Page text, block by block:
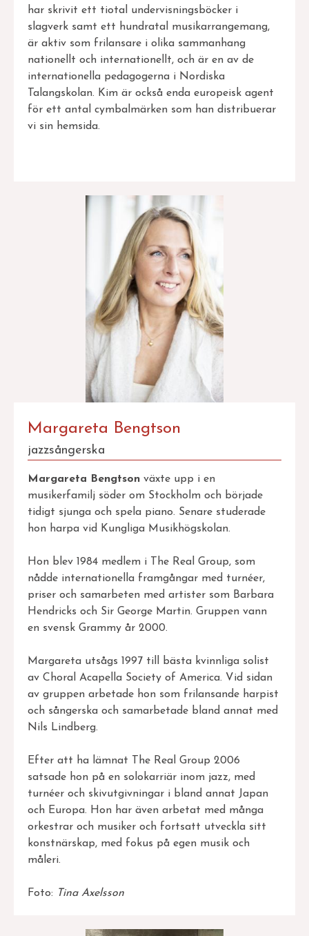
har skrivit ett tiotal undervisningsböcker i
slagverk samt ett hundratal musikarrangemang,
är aktiv som frilansare i olika sammanhang
nationellt och internationellt, och är en av de
internationella pedagogerna i Nordiska
Talangskolan. Kim är också enda europeisk agent
för ett antal cymbalmärken som han distribuerar
vi sin hemsida.
Margareta Bengtson
jazzsångerska
Margareta Bengtson växte upp i en
musikerfamilj söder om Stockholm och började
tidigt sjunga och spela piano. Senare studerade
hon harpa vid Kungliga Musikhögskolan.
Hon blev 1984 medlem i The Real Group, som
nådde internationella framgångar med turnéer,
priser och samarbeten med artister som Barbara
Hendricks och Sir George Martin. Gruppen vann
en svensk Grammy år 2000.
Margareta utsågs 1997 till bästa kvinnliga solist
av Choral Acapella Society of America. Vid sidan
av gruppen arbetade hon som frilansande harpist
och sångerska och samarbetade bland annat med
Nils Lindberg.
Efter att ha lämnat The Real Group 2006
satsade hon på en solokarriär inom jazz, med
turnéer och skivutgivningar i bland annat Japan
och Europa. Hon har även arbetat med många
orkestrar och musiker och fortsatt utveckla sitt
konstnärskap, med fokus på egen musik och
måleri.
Foto: Tina Axelsson